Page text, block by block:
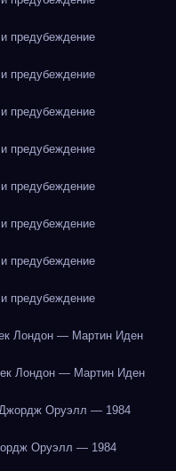
предубеждение
предубеждение
предубеждение
предубеждение
предубеждение
предубеждение
предубеждение
предубеждение
Лондон — Мартин Иден
Лондон — Мартин Иден
Оруэлл — 1984
Оруэлл — 1984